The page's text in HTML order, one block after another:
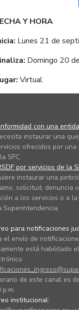
Y HORA
Lunes 21 de
Domingo 20
Virtual
con una
instaurar una
ofrecidos por
SFC.
por servicios de la
instaurar una
solicitud, denuncia
a los servicios o a
Superintendencia.
para notificaciones
el envío de
está habilitado
de este canal es
p.m.
institucional: